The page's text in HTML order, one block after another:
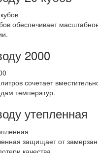
обеспечивает
2000
сочетает
температур.
утепленная
защищает от
качества.